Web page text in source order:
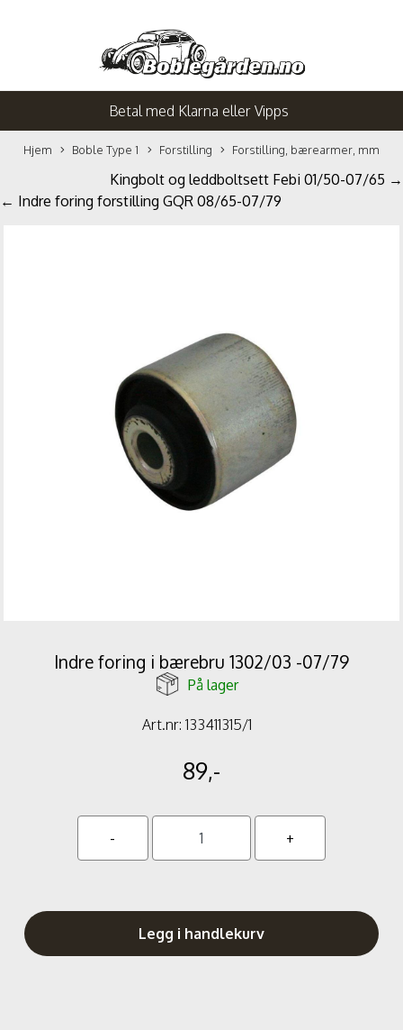
Betal med Klarna eller Vipps
Hjem Boble Type 1 Forstilling Forstilling, bærearmer, mm
Kingbolt og leddboltsett Febi 01/50-07/65 →
← Indre foring forstilling GQR 08/65-07/79
Indre foring i bærebru 1302/03 -07/79
På lager
Art.nr: 133411315/1
89,-
Legg i handlekurv